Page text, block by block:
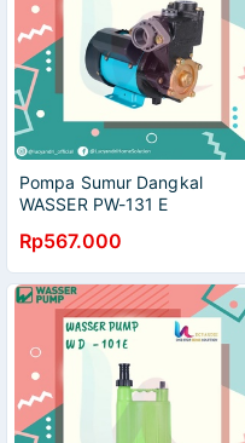
Pompa Sumur Dangkal
WASSER PW-131 E
Rp567.000